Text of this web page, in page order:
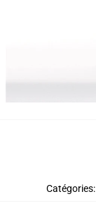
Catégories: